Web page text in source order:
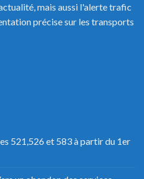
mais aussi l'alerte trafic
précise sur les transports
521,526 et 583 à partir du 1er